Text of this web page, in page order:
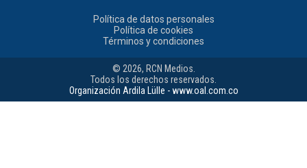
Política de datos personales
Política de cookies
Términos y condiciones
© 2026, RCN Medios.
Todos los derechos reservados.
Organización Ardila Lülle - www.oal.com.co